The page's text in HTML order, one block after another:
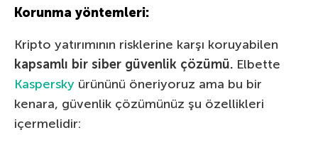
Korunma yöntemleri:
Kripto yatırımının risklerine karşı koruyabilen
kapsamlı bir siber güvenlik çözümü. Elbette
Kaspersky ürününü öneriyoruz ama bu bir
kenara, güvenlik çözümünüz şu özellikleri
içermelidir: